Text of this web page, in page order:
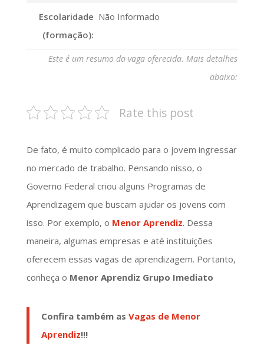
Escolaridade
(formação):
Não Informado
Este é um resumo da vaga oferecida. Mais detalhes
abaixo:
Rate this post
De fato, é muito complicado para o jovem ingressar
no mercado de trabalho. Pensando nisso, o
Governo Federal criou alguns Programas de
Aprendizagem que buscam ajudar os jovens com
isso. Por exemplo, o Menor Aprendiz. Dessa
maneira, algumas empresas e até instituições
oferecem essas vagas de aprendizagem. Portanto,
conheça o Menor Aprendiz Grupo Imediato
Confira também as Vagas de Menor
Aprendiz!!!